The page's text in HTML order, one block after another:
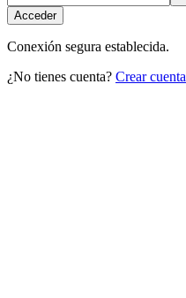
Acceder
Conexión segura establecida.
¿No tienes cuenta? Crear cuenta